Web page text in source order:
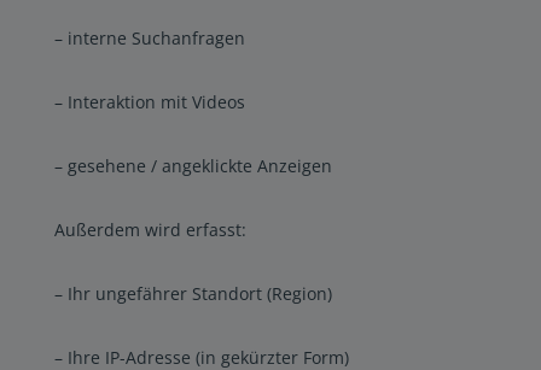
– interne Suchanfragen
– Interaktion mit Videos
– gesehene / angeklickte Anzeigen
Außerdem wird erfasst:
– Ihr ungefährer Standort (Region)
– Ihre IP-Adresse (in gekürzter Form)